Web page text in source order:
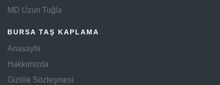
MD Uzun Tuğla
BURSA TAŞ KAPLAMA
Anasayfa
Hakkımızda
Gizlilik Sözleşmesi